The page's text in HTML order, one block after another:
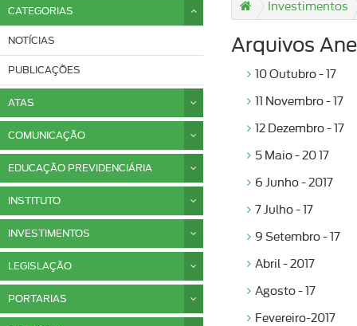
CATEGORIAS
NOTÍCIAS
PUBLICAÇÕES
ATAS
COMUNICAÇÃO
EDUCAÇÃO PREVIDENCIÁRIA
INSTITUTO
INVESTIMENTOS
LEGISLAÇÃO
PORTARIAS
Investimentos
Arquivos
10 Outubro - 17
11 Novembro - 17
12 Dezembro - 17
5 Maio - 20 17
6 Junho - 2017
7 Julho - 17
9 Setembro - 17
Abril - 2017
Agosto - 17
Fevereiro-2017